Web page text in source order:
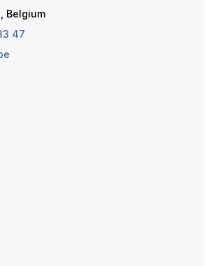
Belgium
47